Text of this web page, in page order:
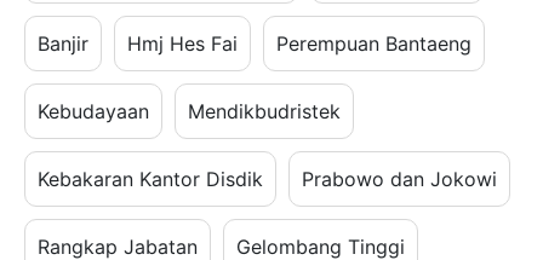
Banjir Hmj Hes Fai Perempuan Bantaeng
Kebudayaan Mendikbudristek
Kebakaran Kantor Disdik Prabowo dan Jokowi
Rangkap Jabatan Gelombang Tinggi